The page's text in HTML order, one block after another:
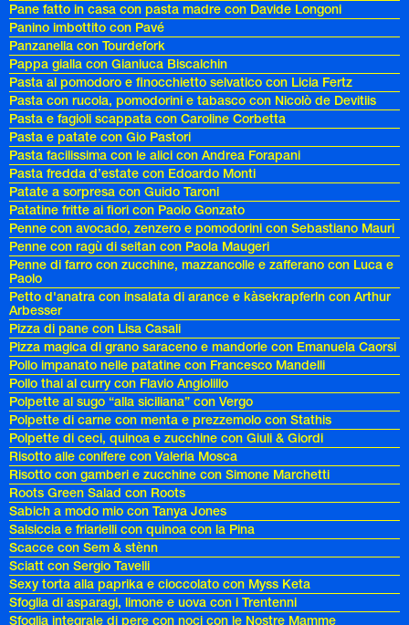
Pane fatto in casa con pasta madre con Davide Longoni
Panino imbottito con Pavé
Panzanella con Tourdefork
Pappa gialla con Gianluca Biscalchin
Pasta al pomodoro e finocchietto selvatico con Licia Fertz
Pasta con rucola, pomodorini e tabasco con Nicolò de Devitiis
Pasta e fagioli scappata con Caroline Corbetta
Pasta e patate con Gio Pastori
Pasta facilissima con le alici con Andrea Forapani
Pasta fredda d’estate con Edoardo Monti
Patate a sorpresa con Guido Taroni
Patatine fritte ai fiori con Paolo Gonzato
Penne con avocado, zenzero e pomodorini con Sebastiano Mauri
Penne con ragù di seitan con Paola Maugeri
Penne di farro con zucchine, mazzancolle e zafferano con Luca e
Paolo
Petto d'anatra con insalata di arance e kàsekrapferln con Arthur
Arbesser
Pizza di pane con Lisa Casali
Pizza magica di grano saraceno e mandorle con Emanuela Caorsi
Pollo impanato nelle patatine con Francesco Mandelli
Pollo thai al curry con Flavio Angiolillo
Polpette al sugo “alla siciliana” con Vergo
Polpette di carne con menta e prezzemolo con Stathis
Polpette di ceci, quinoa e zucchine con Giuli & Giordi
Risotto alle conifere con Valeria Mosca
Risotto con gamberi e zucchine con Simone Marchetti
Roots Green Salad con Roots
Sabich a modo mio con Tanya Jones
Salsiccia e friarielli con quinoa con la Pina
Scacce con Sem & stènn
Sciatt con Sergio Tavelli
Sexy torta alla paprika e cioccolato con Myss Keta
Sfoglia di asparagi, limone e uova con i Trentenni
Sfoglia integrale di pere con noci con le Nostre Mamme